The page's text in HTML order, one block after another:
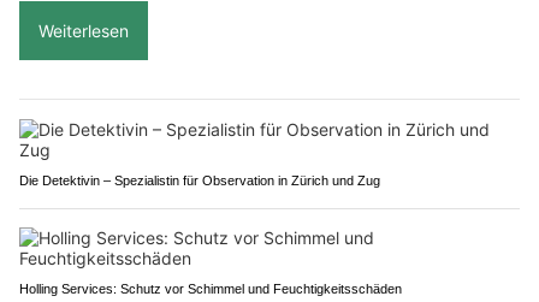
Weiterlesen
Die Detektivin – Spezialistin für Observation in Zürich und Zug
Holling Services: Schutz vor Schimmel und Feuchtigkeitsschäden